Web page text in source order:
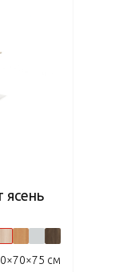
ясень
см